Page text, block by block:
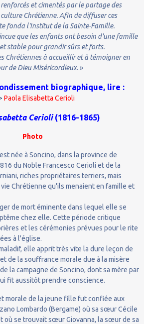
et cimentés par le partage des
Chrétienne. Afin de diffuser ces
fonda l'Institut de la Sainte-Famille.
que les enfants ont besoin d'une famille
stable pour grandir sûrs et forts.
Chrétiennes à accueillir et à témoigner en
de Dieu Miséricordieux.»
biographique, lire :
Paola Elisabetta Cerioli
Cerioli(1816-1865)
Photo
née à Soncino, dans la province de
du Noble Francesco Cerioli et de la
riches propriétaires terriers, mais
Chrétienne qu'ils menaient en famille et
de mort éminente dans lequel elle se
chez elle. Cette période critique
et les cérémonies prévues pour le rite
à l'église.
elle apprit très vite la dure leçon de
de la souffrance morale due à la misère
la campagne de Soncino, dont sa mère par
fit aussitôt prendre conscience.
morale de la jeune fille fut confiée aux
Lombardo (Bergame) où sa sœur Cécile
où se trouvait sœur Giovanna, la sœur de sa